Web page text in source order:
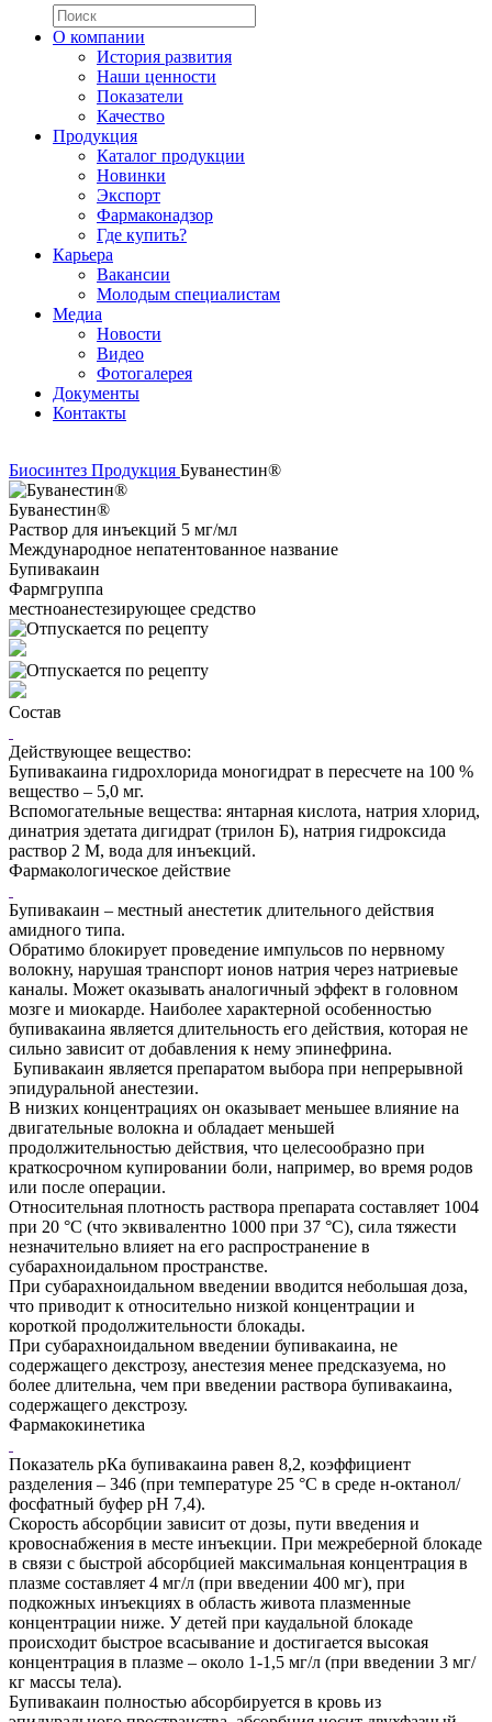
О компании
История развития
Наши ценности
Показатели
Качество
Продукция
Каталог продукции
Новинки
Экспорт
Фармаконадзор
Где купить?
Карьера
Вакансии
Молодым специалистам
Медиа
Новости
Видео
Фотогалерея
Документы
Контакты
Биосинтез Продукция Буванестин®
Буванестин®
Раствор для инъекций 5 мг/мл
Международное непатентованное название
Бупивакаин
Фармгруппа
местноанестезирующее средство
Состав
Действующее вещество:
Бупивакаина гидрохлорида моногидрат в пересчете на 100 %
вещество – 5,0 мг.
Вспомогательные вещества: янтарная кислота, натрия хлорид,
динатрия эдетата дигидрат (трилон Б), натрия гидроксида
раствор 2 М, вода для инъекций.
Фармакологическое действие
Бупивакаин – местный анестетик длительного действия
амидного типа.
Обратимо блокирует проведение импульсов по нервному
волокну, нарушая транспорт ионов натрия через натриевые
каналы. Может оказывать аналогичный эффект в головном
мозге и миокарде. Наиболее характерной особенностью
бупивакаина является длительность его действия, которая не
сильно зависит от добавления к нему эпинефрина.
Бупивакаин является препаратом выбора при непрерывной
эпидуральной анестезии.
В низких концентрациях он оказывает меньшее влияние на
двигательные волокна и обладает меньшей
продолжительностью действия, что целесообразно при
краткосрочном купировании боли, например, во время родов
или после операции.
Относительная плотность раствора препарата составляет 1004
при 20 °С (что эквивалентно 1000 при 37 °С), сила тяжести
незначительно влияет на его распространение в
субарахноидальном пространстве.
При субарахноидальном введении вводится небольшая доза,
что приводит к относительно низкой концентрации и
короткой продолжительности блокады.
При субарахноидальном введении бупивакаина, не
содержащего декстрозу, анестезия менее предсказуема, но
более длительна, чем при введении раствора бупивакаина,
содержащего декстрозу.
Фармакокинетика
Показатель рКа бупивакаина равен 8,2, коэффициент
разделения – 346 (при температуре 25 °С в среде н-октанол/
фосфатный буфер pH 7,4).
Скорость абсорбции зависит от дозы, пути введения и
кровоснабжения в месте инъекции. При межреберной блокаде
в связи с быстрой абсорбцией максимальная концентрация в
плазме составляет 4 мг/л (при введении 400 мг), при
подкожных инъекциях в область живота плазменные
концентрации ниже. У детей при каудальной блокаде
происходит быстрое всасывание и достигается высокая
концентрация в плазме – около 1-1,5 мг/л (при введении 3 мг/
кг массы тела).
Бупивакаин полностью абсорбируется в кровь из